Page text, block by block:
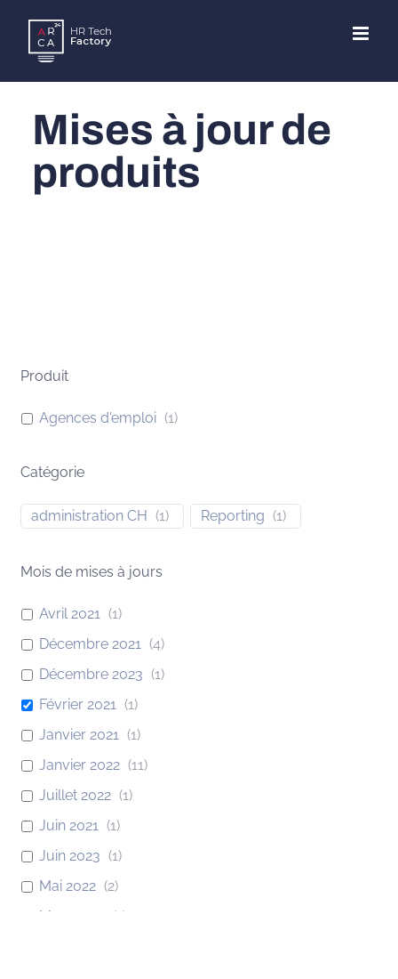
content
Mises à jour de
produits
Produit
Agences d'emploi (1)
Catégorie
administration CH (1) Reporting (1)
Mois de mises à jours
Avril 2021 (1)
Décembre 2021 (4)
Décembre 2023 (1)
Février 2021 (1)
Janvier 2021 (1)
Janvier 2022 (11)
Juillet 2022 (1)
Juin 2021 (1)
Juin 2023 (1)
Mai 2022 (2)
Mars 2021
( 1)